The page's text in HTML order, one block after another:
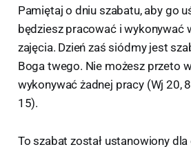
Pamiętaj o dniu szabatu, aby go
będziesz pracować i wykonywać
zajęcia. Dzień zaś siódmy jest
Boga twego. Nie możesz przeto
wykonywać żadnej pracy (Wj 20,
15).
To szabat został ustanowiony dla